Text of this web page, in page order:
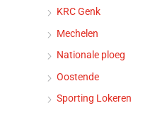
KRC Genk
Mechelen
Nationale ploeg
Oostende
Sporting Lokeren